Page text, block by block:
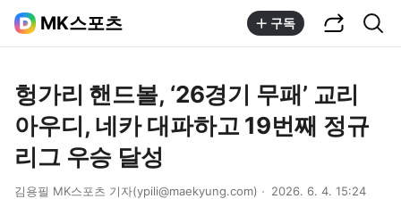
MK스포츠 구독
헝가리 핸드볼, ‘26경기 무패’ 교리
아우디, 네카 대파하고 19번째 정규
리그 우승 달성
김용필 MK스포츠 기자(ypili@maekyung.com) 2026. 6. 4. 15:24